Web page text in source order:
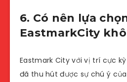
6. Có nên lựa
EastmarkCity
Eastmark City với vị trí cực
đã thu hút được sự chú ý